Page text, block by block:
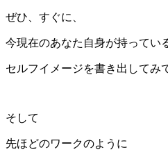
ぜひ、すぐに、
今現在のあなた自身が持ってい
セルフイメージを書き出してみ
そして
先ほどのワークのように